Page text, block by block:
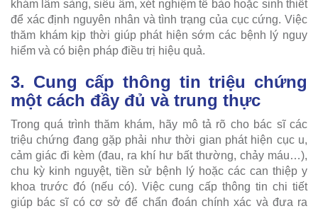
khám lâm sàng, siêu âm, xét nghiệm tế bào hoặc sinh thiết
để xác định nguyên nhân và tình trạng của cục cứng. Việc
thăm khám kịp thời giúp phát hiện sớm các bệnh lý nguy
hiểm và có biện pháp điều trị hiệu quả.
3. Cung cấp thông tin triệu chứng
một cách đầy đủ và trung thực
Trong quá trình thăm khám, hãy mô tả rõ cho bác sĩ các
triệu chứng đang gặp phải như thời gian phát hiện cục u,
cảm giác đi kèm (đau, ra khí hư bất thường, chảy máu…),
chu kỳ kinh nguyệt, tiền sử bệnh lý hoặc các can thiệp y
khoa trước đó (nếu có). Việc cung cấp thông tin chi tiết
giúp bác sĩ có cơ sở để chẩn đoán chính xác và đưa ra